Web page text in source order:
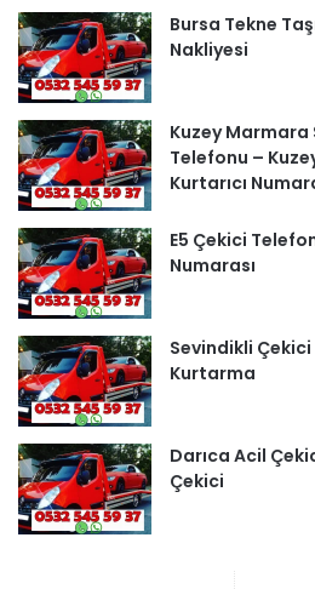
Bursa Tekne
Nakliyesi
Kuzey Marmara
Telefonu –
Kurtarıcı
E5 Çekici
Numarası
Sevindikli
Kurtarma
Darıca Acil
Çekici